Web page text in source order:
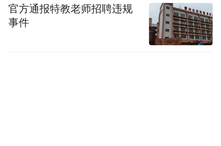
官方通报特教老师招聘违规
事件